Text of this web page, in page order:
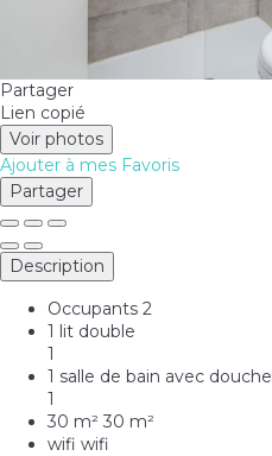
Partager
Lien copié
Voir photos
Ajouter à mes Favoris
Partager
Description
Occupants 2
1 lit double
1
1 salle de bain avec douche
1
30 m² 30 m²
wifi wifi